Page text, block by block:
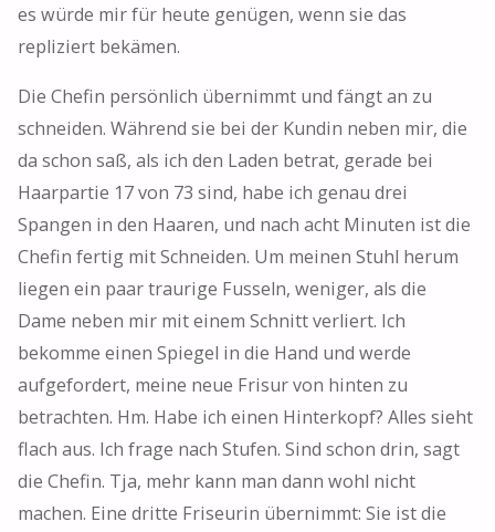
es würde mir für heute genügen, wenn sie das
repliziert bekämen.
Die Chefin persönlich übernimmt und fängt an zu
schneiden. Während sie bei der Kundin neben mir, die
da schon saß, als ich den Laden betrat, gerade bei
Haarpartie 17 von 73 sind, habe ich genau drei
Spangen in den Haaren, und nach acht Minuten ist die
Chefin fertig mit Schneiden. Um meinen Stuhl herum
liegen ein paar traurige Fusseln, weniger, als die
Dame neben mir mit einem Schnitt verliert. Ich
bekomme einen Spiegel in die Hand und werde
aufgefordert, meine neue Frisur von hinten zu
betrachten. Hm. Habe ich einen Hinterkopf? Alles sieht
flach aus. Ich frage nach Stufen. Sind schon drin, sagt
die Chefin. Tja, mehr kann man dann wohl nicht
machen. Eine dritte Friseurin übernimmt: Sie ist die